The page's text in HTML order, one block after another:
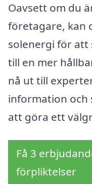
Oavsett om du
företagare, kan
solenergi för att
till en mer
nå ut till
information
att göra ett
Få 3
förpliktelser